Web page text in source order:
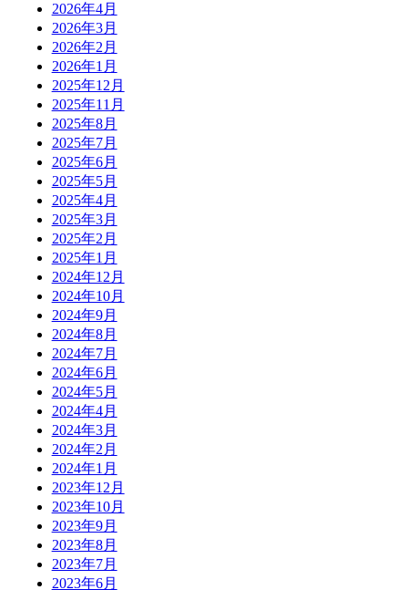
2026年4月
2026年3月
2026年2月
2026年1月
2025年12月
2025年11月
2025年8月
2025年7月
2025年6月
2025年5月
2025年4月
2025年3月
2025年2月
2025年1月
2024年12月
2024年10月
2024年9月
2024年8月
2024年7月
2024年6月
2024年5月
2024年4月
2024年3月
2024年2月
2024年1月
2023年12月
2023年10月
2023年9月
2023年8月
2023年7月
2023年6月